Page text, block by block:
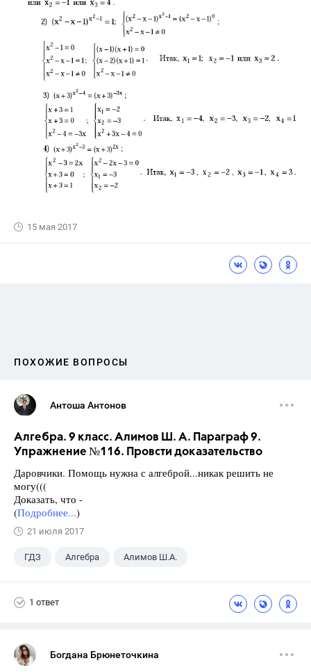
15 мая 2017
ПОХОЖИЕ ВОПРОСЫ
Антоша Антонов
Алгебра. 9 класс. Алимов Ш. А. Параграф 9.
Упражнение №116. Провсти доказательство
Даровчики. Помощь нужна с алгеброй...никак решить не
могу(((
Доказать, что -
(Подробнее...)
21 июля 2017
ГДЗ Алгебра Алимов Ш.А.
1 ответ
Богдана Брюнеточкина